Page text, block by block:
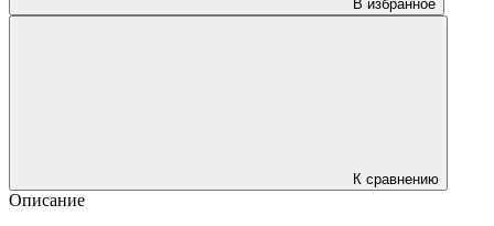
В избранное
К сравнению
Описание